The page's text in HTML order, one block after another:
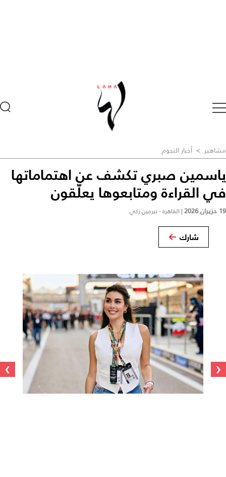
مشاهير > أخبار النجوم
ياسمين صبري تكشف عن اهتماماتها
في القراءة ومتابعوها يعلّقون
19 حزيران 2026 | القاهرة - نيرمين زكي
شارك
‹
›